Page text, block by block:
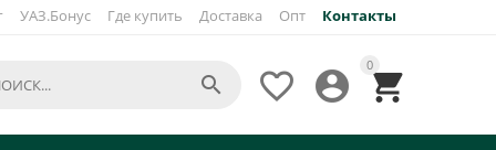
УАЗ.Бонус Где купить Доставка Опт Контакты
0



